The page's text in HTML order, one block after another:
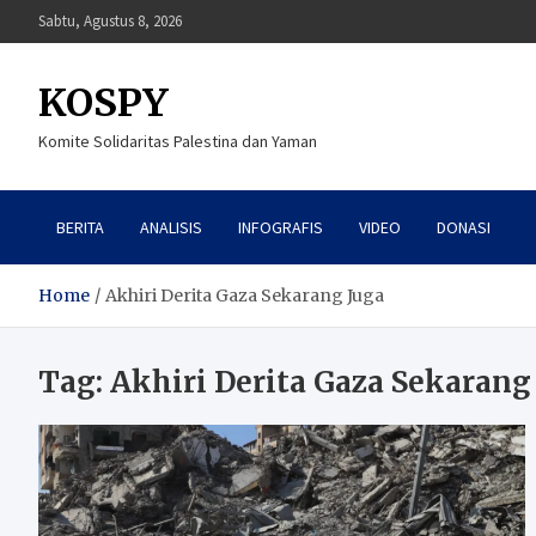
to
Sabtu, Agustus 8, 2026
KOSPY
Komite Solidaritas Palestina dan Yaman
BERITA ANALISIS INFOGRAFIS VIDEO DONASI
Home Akhiri Derita Gaza Sekarang Juga
Tag: Akhiri Derita Gaza Sekarang